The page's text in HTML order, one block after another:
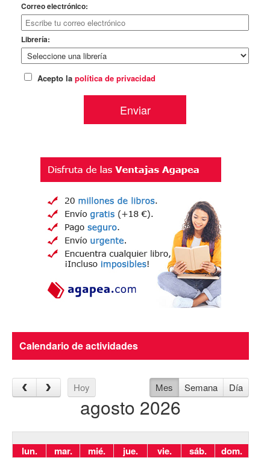
Correo electrónico:
Librería:
Acepto la política de privacidad
Calendario de actividades
Hoy Mes Semana Día
agosto 2026
lun. mar. mié. jue. vie. sáb. dom.